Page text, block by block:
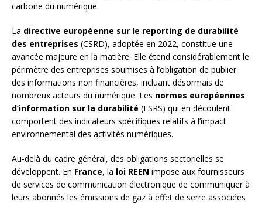
carbone du numérique.
La directive européenne sur le reporting de durabilité
des entreprises (CSRD), adoptée en 2022, constitue une
avancée majeure en la matière. Elle étend considérablement le
périmètre des entreprises soumises à l’obligation de publier
des informations non financières, incluant désormais de
nombreux acteurs du numérique. Les normes européennes
d’information sur la durabilité (ESRS) qui en découlent
comportent des indicateurs spécifiques relatifs à l’impact
environnemental des activités numériques.
Au-delà du cadre général, des obligations sectorielles se
développent. En France, la loi REEN impose aux fournisseurs
de services de communication électronique de communiquer à
leurs abonnés les émissions de gaz à effet de serre associées